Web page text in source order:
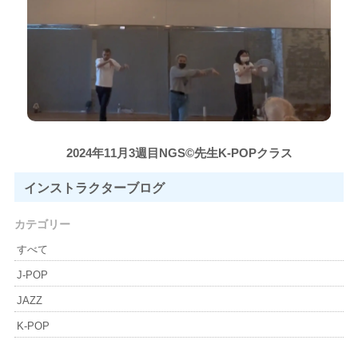
2024年11月3週目NGS©先生K-POPクラス
インストラクターブログ
カテゴリー
すべて
J-POP
JAZZ
K-POP